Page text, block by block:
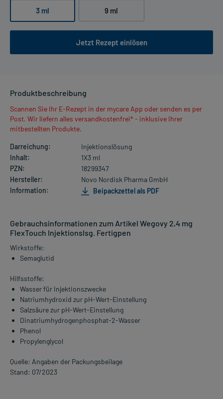
3 ml 9 ml
Jetzt Rezept einlösen
Produktbeschreibung
Scannen Sie Ihr E-Rezept in der mycare App oder senden es per
Post. Wir liefern alles versandkostenfrei* - inklusive Ihrer
mitbestellten Produkte.
Darreichung:
Injektionslösung
Inhalt:
1X3 ml
PZN:
18299347
Hersteller:
Novo Nordisk Pharma GmbH
Information:
Beipackzettel als PDF
Gebrauchsinformationen zum Artikel Wegovy 2,4 mg
FlexTouch Injektionslsg. Fertigpen
Wirkstoffe:
Semaglutid
Hilfsstoffe:
Wasser für Injektionszwecke
Natriumhydroxid zur pH-Wert-Einstellung
Salzsäure zur pH-Wert-Einstellung
Dinatriumhydrogenphosphat-2-Wasser
Phenol
Propylenglycol
Quelle: Angaben der Packungsbeilage
Stand: 07/2023